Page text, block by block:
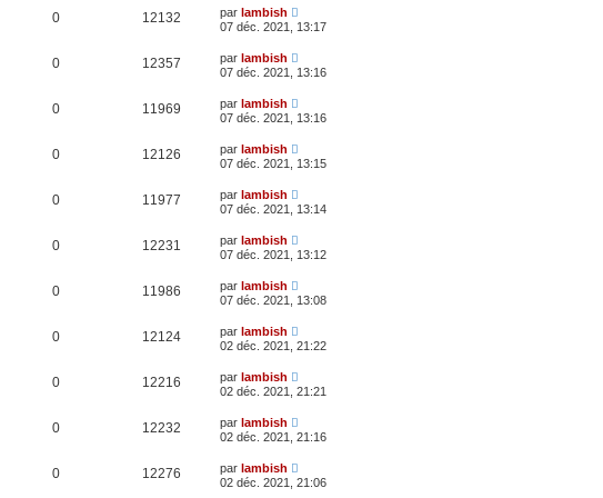
0 12132 par lambish
07 déc. 2021, 13:17
0 12357 par lambish
07 déc. 2021, 13:16
0 11969 par lambish
07 déc. 2021, 13:16
0 12126 par lambish
07 déc. 2021, 13:15
0 11977 par lambish
07 déc. 2021, 13:14
0 12231 par lambish
07 déc. 2021, 13:12
0 11986 par lambish
07 déc. 2021, 13:08
0 12124 par lambish
02 déc. 2021, 21:22
0 12216 par lambish
02 déc. 2021, 21:21
0 12232 par lambish
02 déc. 2021, 21:16
0 12276 par lambish
02 déc. 2021, 21:06